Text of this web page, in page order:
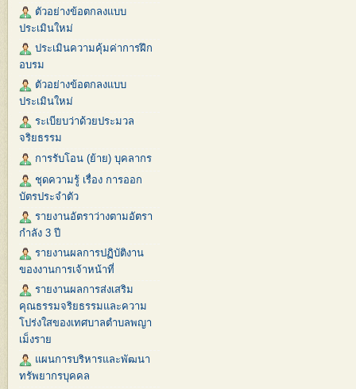
ตัวอย่างข้อตกลงแบบ
ประเมินใหม่
ประเมินความคุ้มค่าการฝึก
อบรม
ตัวอย่างข้อตกลงแบบ
ประเมินใหม่
ระเบียบว่าด้วยประมวล
จริยธรรม
การรับโอน (ย้าย) บุคลากร
ชุดความรู้ เรื่อง การออก
บัตรประจำตัว
รายงานอัตราว่างตามอัตรา
กำลัง 3 ปี
รายงานผลการปฏิบัติงาน
ของงานการเจ้าหน้าที่
รายงานผลการส่งเสริม
คุณธรรมจริยธรรมและความ
โปร่งใสของเทศบาลตำบลพญา
เม็งราย
แผนการบริหารและพัฒนา
ทรัพยากรบุคคล